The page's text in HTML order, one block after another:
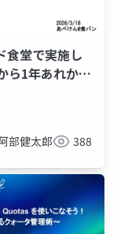
食堂で実施し
ら1年あれから
部健太郎 388